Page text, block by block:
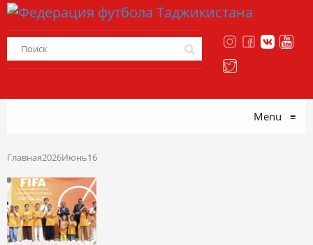
Menu ≡
Главная2026Июнь16